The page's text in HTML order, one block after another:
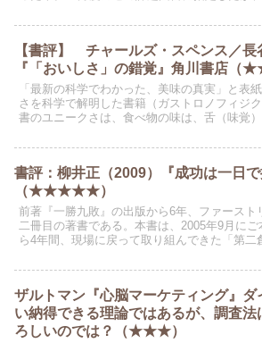
【書評】 チャールズ・スペンス／長
『「おいしさ」の錯覚』角川書店
「最新の科学でわかった、美味の真実」と表
さを科学で解明した書籍（ガストロノフィジ
書のユニークさは、食べ物の味は、舌（味覚
まらないという主張にある。何となくわたし
書評：柳井正（2009）『成功は一日
（★★★★★）
前著『一勝九敗』の出版から6年、ファースト
二冊目の著書である。本書は、2005年9月に
ら4年間、現場に戻って取り組んできた「第二
ザルトマン『心脳マーケティング』ダ
い納得できる理論ではあるが、調査法
ろしいのでは？（★★★）